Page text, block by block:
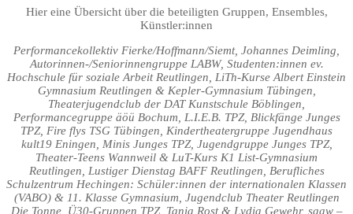
Hier eine Übersicht über die beteiligten Gruppen, Ensembles,
Künstler:innen
Performancekollektiv Fierke/Hoffmann/Siemt, Johannes Deimling,
Autorinnen-/Seniorinnengruppe LABW, Studenten:innen ev.
Hochschule für soziale Arbeit Reutlingen, LiTh-Kurse Albert Einstein
Gymnasium Reutlingen & Kepler-Gymnasium Tübingen,
Theaterjugendclub der DAT Kunstschule Böblingen,
Performancegruppe äöü Bochum, L.I.E.B. TPZ, Blickfänge Junges
TPZ, Fire flys TSG Tübingen, Kindertheatergruppe Jugendhaus
kult19 Eningen, Minis Junges TPZ, Jugendgruppe Junges TPZ,
Theater-Teens Wannweil & LuT-Kurs K1 List-Gymnasium
Reutlingen, Lustiger Dienstag BAFF Reutlingen, Berufliches
Schulzentrum Hechingen: Schüler:innen der internationalen Klassen
(VABO) & 11. Klasse Gymnasium, Jugendclub Theater Reutlingen
Die Tonne, Ü30-Gruppen TPZ, Tania Rost & Lydia Gewehr, saaw –